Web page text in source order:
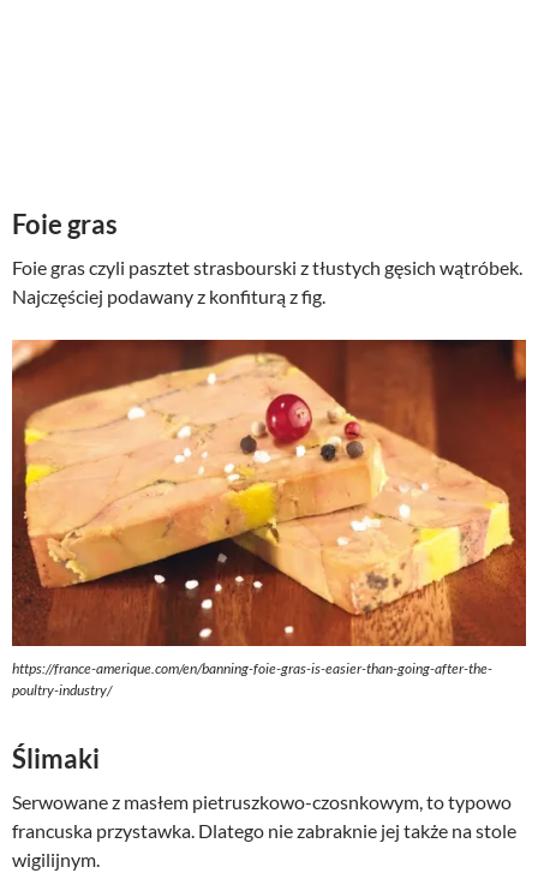
Foie gras
Foie gras czyli pasztet strasbourski z tłustych gęsich wątróbek.
Najczęściej podawany z konfiturą z fig.
https://france-amerique.com/en/banning-foie-gras-is-easier-than-going-after-the-
poultry-industry/
Ślimaki
Serwowane z masłem pietruszkowo-czosnkowym, to typowo
francuska przystawka. Dlatego nie zabraknie jej także na stole
wigilijnym.